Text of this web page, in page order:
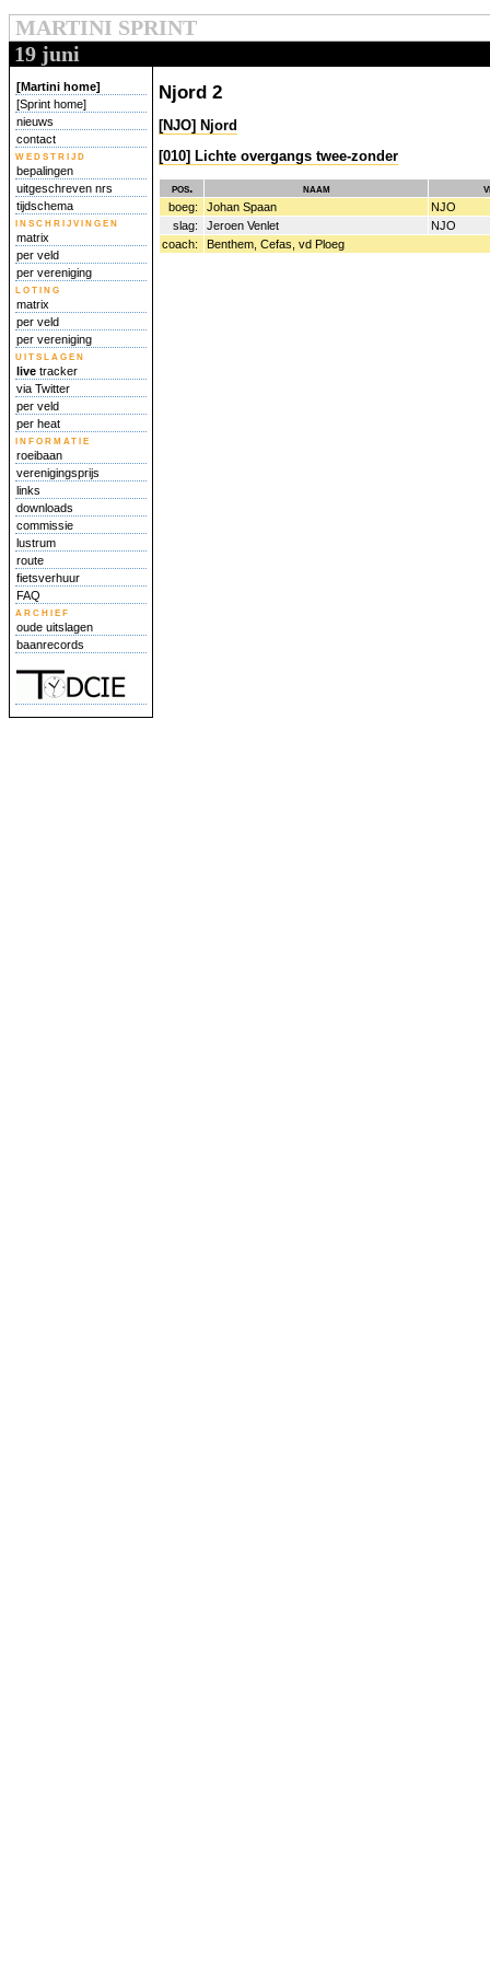
MARTINI SPRINT
19 juni
[Martini home]
[Sprint home]
nieuws
contact
wedstrijd
bepalingen
uitgeschreven nrs
tijdschema
inschrijvingen
matrix
per veld
per vereniging
loting
matrix
per veld
per vereniging
uitslagen
live tracker
via Twitter
per veld
per heat
informatie
roeibaan
verenigingsprijs
links
downloads
commissie
lustrum
route
fietsverhuur
FAQ
archief
oude uitslagen
baanrecords
Njord 2
[NJO] Njord
[010] Lichte overgangs twee-zonder
pos. naam
boeg: Johan Spaan
NJO
slag:
Jeroen Venlet
NJO
coach:
Benthem, Cefas, vd Ploeg